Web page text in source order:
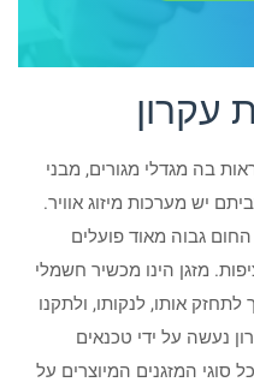
עקרון
בה מגדלי מגורים, מבני
יש מערכות מיזוג אוויר.
גבוה מאוד פועלים
מזגן הינו מכשיר חשמלי
אותו, לנקותו, ולתקנו
נעשה על ידי טכנאים
סוגי המזגנים המיוצרים על